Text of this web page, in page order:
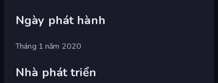
Ngày phát hành
Tháng 1 năm 2020
Nhà phát triển